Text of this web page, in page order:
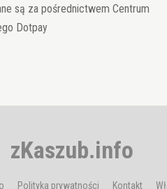
są za pośrednictwem Centrum
Dotpay
zKaszub.info
Polityka prywatności Kontakt